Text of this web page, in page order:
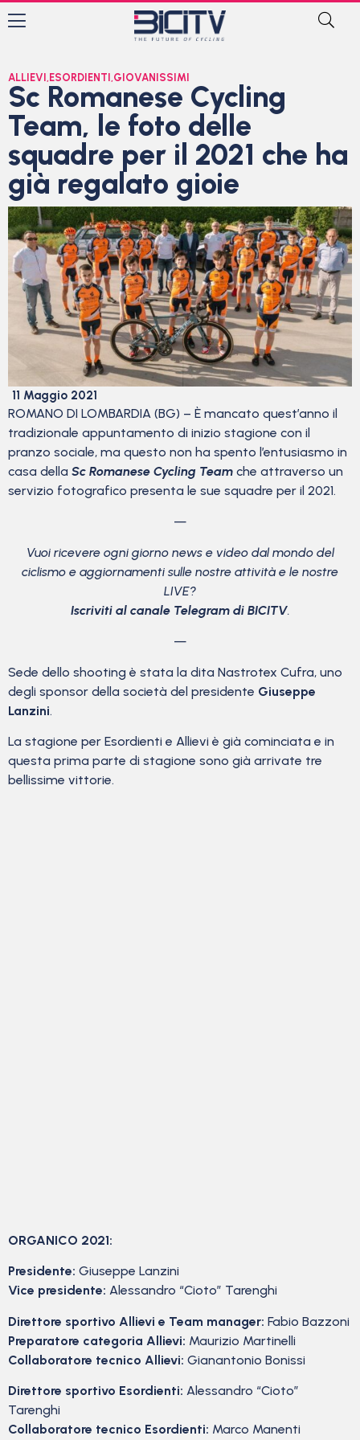
ALLIEVI , ESORDIENTI ,GIOVANISSIMI
Sc Romanese Cycling
Team, le foto delle
squadre per il 2021 che ha
già regalato gioie
11 Maggio 2021
ROMANO DI LOMBARDIA (BG) – È mancato quest’anno il
tradizionale appuntamento di inizio stagione con il
pranzo sociale, ma questo non ha spento l’entusiasmo in
casa della Sc Romanese Cycling Team che attraverso un
servizio fotografico presenta le sue squadre per il 2021.
—
Vuoi ricevere ogni giorno news e video dal mondo del
ciclismo e aggiornamenti sulle nostre attività e le nostre
LIVE?
Iscriviti al canale Telegram di BICITV.
—
Sede dello shooting è stata la dita Nastrotex Cufra, uno
degli sponsor della società del presidente Giuseppe
Lanzini.
La stagione per Esordienti e Allievi è già cominciata e in
questa prima parte di stagione sono già arrivate tre
bellissime vittorie.
ORGANICO 2021:
Presidente: Giuseppe Lanzini
Vice presidente: Alessandro “Cioto” Tarenghi
Direttore sportivo Allievi e Team manager: Fabio Bazzoni
Preparatore categoria Allievi: Maurizio Martinelli
Collaboratore tecnico Allievi: Gianantonio Bonissi
Direttore sportivo Esordienti: Alessandro “Cioto”
Tarenghi
Collaboratore tecnico Esordienti: Marco Manenti